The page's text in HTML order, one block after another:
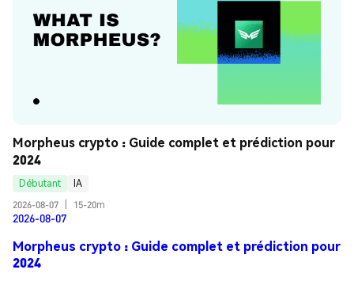
Morpheus crypto : Guide complet et prédiction pour
2024
Débutant
IA
2026-08-07
15-20m
2026-08-07
Morpheus crypto : Guide complet et prédiction pour
2024